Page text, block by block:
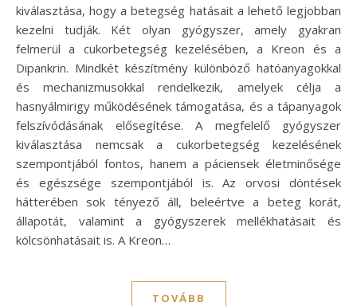
kiválasztása, hogy a betegség hatásait a lehető legjobban
kezelni tudják. Két olyan gyógyszer, amely gyakran
felmerül a cukorbetegség kezelésében, a Kreon és a
Dipankrin. Mindkét készítmény különböző hatóanyagokkal
és mechanizmusokkal rendelkezik, amelyek célja a
hasnyálmirigy működésének támogatása, és a tápanyagok
felszívódásának elősegítése. A megfelelő gyógyszer
kiválasztása nemcsak a cukorbetegség kezelésének
szempontjából fontos, hanem a páciensek életminősége
és egészsége szempontjából is. Az orvosi döntések
hátterében sok tényező áll, beleértve a beteg korát,
állapotát, valamint a gyógyszerek mellékhatásait és
kölcsönhatásait is. A Kreon…
TOVÁBB